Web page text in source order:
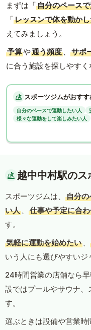
まずは「自分のペース
「レッスンで体を動か
えてみましょう。
予算や通う頻度 、 サポ
に合う施設を探しやすく
スポーツジムがおすす
自分のペースで運動したい人
様々な運動をして楽しみたい人
越中中村駅の
スポーツジムは、
自分の
い人 、 仕事や予定に合
す。
気軽に運動を始めたい 、
いう人にも選びやすいジ
24時間営業の店舗なら
設ではプールやサウナ、
す。
選ぶときは設備や営業